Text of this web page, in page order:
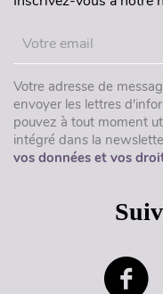
Votre adresse de
envoyer les lettres
pouvez à tout moment
intégré dans la
vos données et vos